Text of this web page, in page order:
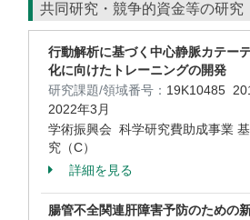
共同研究・競争的資金等の研究
行動解析に基づく中心静脈カテー
化に向けたトレーニングの開発
研究課題/領域番号： 19K10485
2022年3月
学術振興会 科学研究費助成事業
究（C）
詳細を見る
腸管不全関連肝障害予防のための